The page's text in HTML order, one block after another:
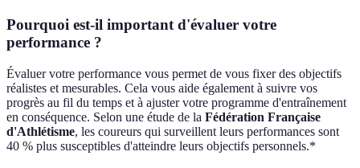
Pourquoi est-il important d'évaluer votre
performance ?
Évaluer votre performance vous permet de vous fixer des objectifs
réalistes et mesurables. Cela vous aide également à suivre vos
progrès au fil du temps et à ajuster votre programme d'entraînement
en conséquence. Selon une étude de la Fédération Française
d'Athlétisme, les coureurs qui surveillent leurs performances sont
40 % plus susceptibles d'atteindre leurs objectifs personnels.*